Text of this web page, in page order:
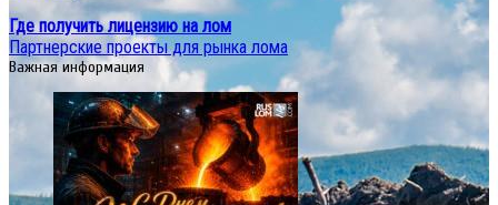
Где получить лицензию на лом
Партнерские проекты для рынка лома
Важная информация